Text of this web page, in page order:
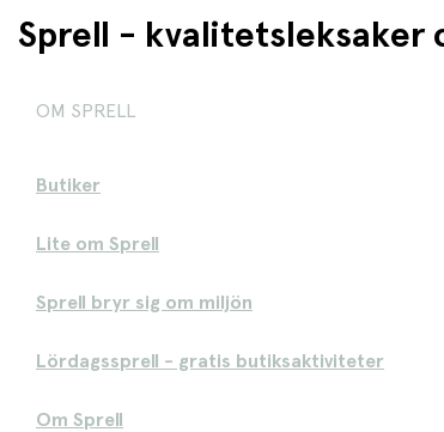
Sprell - kvalitetsleksaker
OM SPRELL
Butiker
Lite om Sprell
Sprell bryr sig om miljön
Lördagssprell - gratis butiksaktiviteter
Om Sprell